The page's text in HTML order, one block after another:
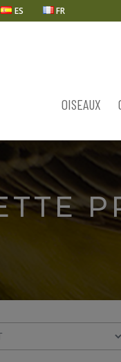
ES FR
OISEAUX